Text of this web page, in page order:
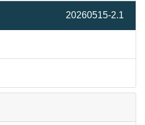
20260515-2.1